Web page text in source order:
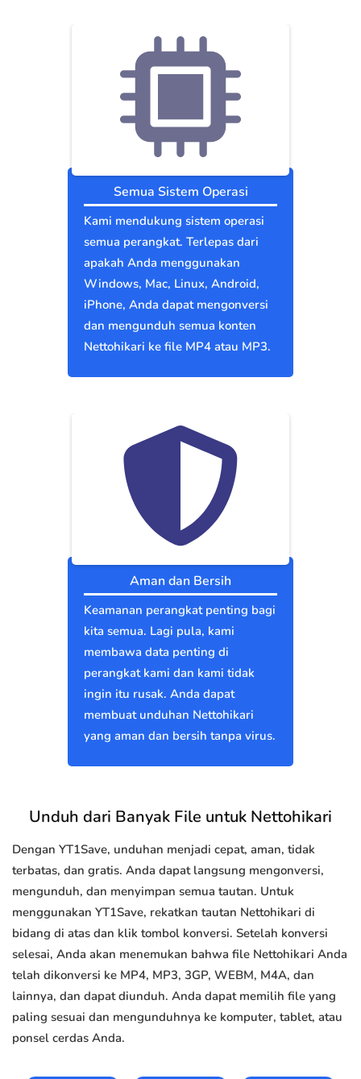
Semua Sistem Operasi
Kami mendukung sistem operasi
semua perangkat. Terlepas dari
apakah Anda menggunakan
Windows, Mac, Linux, Android,
iPhone, Anda dapat mengonversi
dan mengunduh semua konten
Nettohikari ke file MP4 atau MP3.
Aman dan Bersih
Keamanan perangkat penting bagi
kita semua. Lagi pula, kami
membawa data penting di
perangkat kami dan kami tidak
ingin itu rusak. Anda dapat
membuat unduhan Nettohikari
yang aman dan bersih tanpa virus.
Unduh dari Banyak File untuk Nettohikari
Dengan YT1Save, unduhan menjadi cepat, aman, tidak
terbatas, dan gratis. Anda dapat langsung mengonversi,
mengunduh, dan menyimpan semua tautan. Untuk
menggunakan YT1Save, rekatkan tautan Nettohikari di
bidang di atas dan klik tombol konversi. Setelah konversi
selesai, Anda akan menemukan bahwa file Nettohikari Anda
telah dikonversi ke MP4, MP3, 3GP, WEBM, M4A, dan
lainnya, dan dapat diunduh. Anda dapat memilih file yang
paling sesuai dan mengunduhnya ke komputer, tablet, atau
ponsel cerdas Anda.